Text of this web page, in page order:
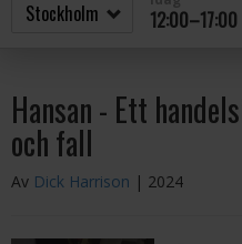
12:00–17:00
Hansan - Ett
och fall
Av Dick Harrison | 2024